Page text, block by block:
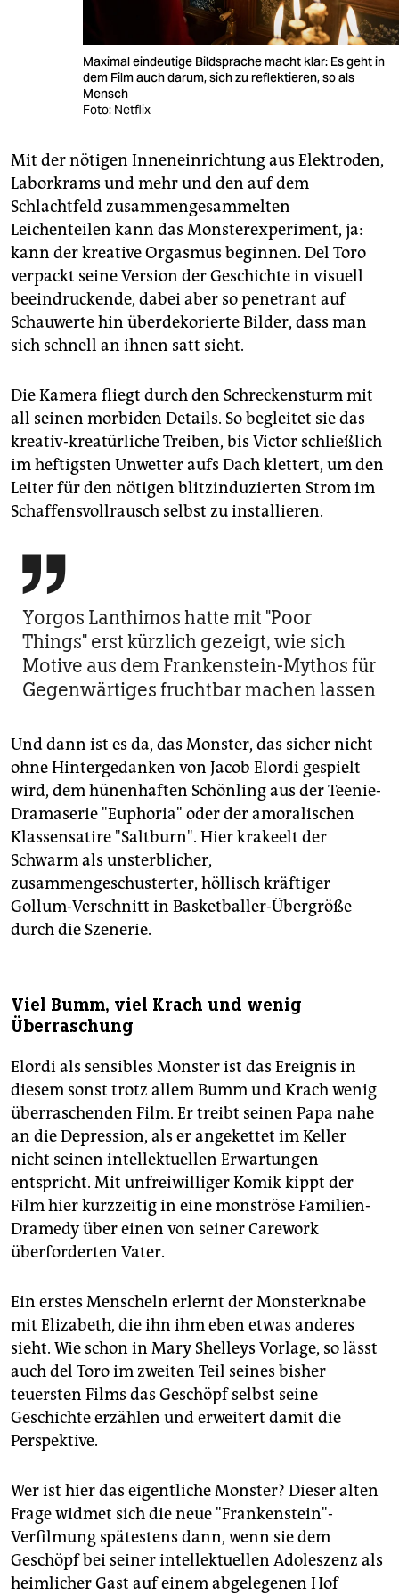
Maximal eindeutige Bildsprache macht klar: Es geht in
dem Film auch darum, sich zu reflektieren, so als
Mensch
Foto: Netflix
Mit der nötigen Inneneinrichtung aus Elektroden,
Laborkrams und mehr und den auf dem
Schlachtfeld zusammengesammelten
Leichenteilen kann das Monsterexperiment, ja:
kann der kreative Orgasmus beginnen. Del Toro
verpackt seine Version der Geschichte in visuell
beeindruckende, dabei aber so penetrant auf
Schauwerte hin überdekorierte Bilder, dass man
sich schnell an ihnen satt sieht.
Die Kamera fliegt durch den Schreckensturm mit
all seinen morbiden Details. So begleitet sie das
kreativ-kreatürliche Treiben, bis Victor schließlich
im heftigsten Unwetter aufs Dach klettert, um den
Leiter für den nötigen blitzinduzierten Strom im
Schaffensvollrausch selbst zu installieren.

Yorgos Lanthimos hatte mit "Poor
Things" erst kürzlich gezeigt, wie sich
Motive aus dem Frankenstein-Mythos für
Gegenwärtiges fruchtbar machen lassen
Und dann ist es da, das Monster, das sicher nicht
ohne Hintergedanken von Jacob Elordi gespielt
wird, dem hünenhaften Schönling aus der Teenie-
Dramaserie "Euphoria" oder der amoralischen
Klassensatire "Saltburn". Hier krakeelt der
Schwarm als unsterblicher,
zusammengeschusterter, höllisch kräftiger
Gollum-Verschnitt in Basketballer-Übergröße
durch die Szenerie.
Viel Bumm, viel Krach und wenig
Überraschung
Elordi als sensibles Monster ist das Ereignis in
diesem sonst trotz allem Bumm und Krach wenig
überraschenden Film. Er treibt seinen Papa nahe
an die Depression, als er angekettet im Keller
nicht seinen intellektuellen Erwartungen
entspricht. Mit unfreiwilliger Komik kippt der
Film hier kurzzeitig in eine monströse Familien-
Dramedy über einen von seiner Carework
überforderten Vater.
Ein erstes Menscheln erlernt der Monsterknabe
mit Elizabeth, die ihn ihm eben etwas anderes
sieht. Wie schon in Mary Shelleys Vorlage, so lässt
auch del Toro im zweiten Teil seines bisher
teuersten Films das Geschöpf selbst seine
Geschichte erzählen und erweitert damit die
Perspektive.
Wer ist hier das eigentliche Monster? Dieser alten
Frage widmet sich die neue "Frankenstein"-
Verfilmung spätestens dann, wenn sie dem
Geschöpf bei seiner intellektuellen Adoleszenz als
heimlicher Gast auf einem abgelegenen Hof